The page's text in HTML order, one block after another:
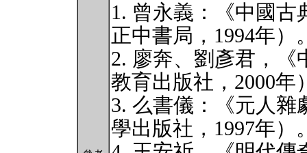
1. 曾永義：《中國
正中書局，1994年）
2. 廖奔、劉彥君，《
教育出版社，2000年
3. 么書儀：《元人雜
學出版社，1997年）